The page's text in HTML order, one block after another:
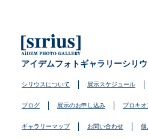
アイデムフォトギャラリーシリ
シリウスについて 展示スケジュール
ブログ 展示のお申し込み プロキオ
ギャラリーマップ お問い合わせ 個